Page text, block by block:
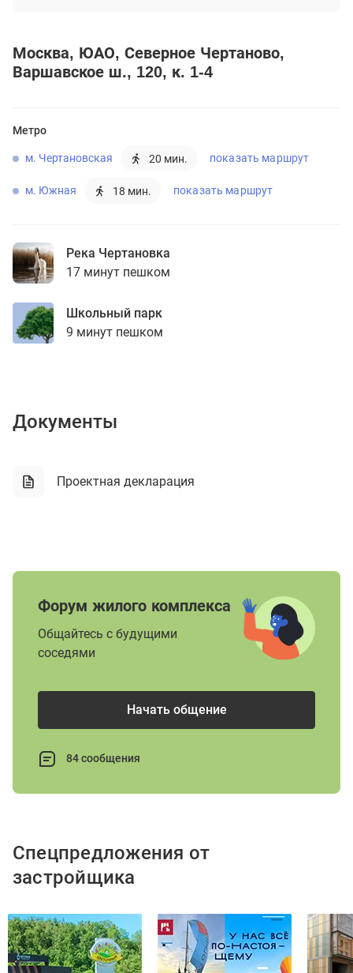
Москва ЮАО Северное Чертаново
Варшавское ш., 120, к. 1-4
Метро
м. Чертановская 20 мин. показать маршрут
м. Южная 18 мин. показать маршрут
Река Чертановка
17 минут пешком
Школьный парк
9 минут пешком
Документы
Проектная декларация
Форум жилого комплекса
Общайтесь с будущими
соседями
Начать общение
84 сообщения
Спецпредложения от
застройщика